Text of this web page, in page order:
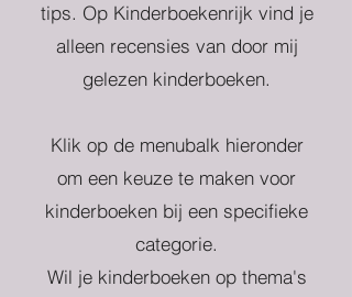
tips. Op Kinderboekenrijk vind je
alleen recensies van door mij
gelezen kinderboeken.
Klik op de menubalk hieronder
om een keuze te maken voor
kinderboeken bij een specifieke
categorie.
Wil je kinderboeken op thema's